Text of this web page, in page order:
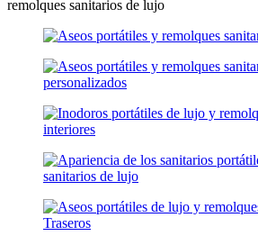
remolques sanitarios de lujo